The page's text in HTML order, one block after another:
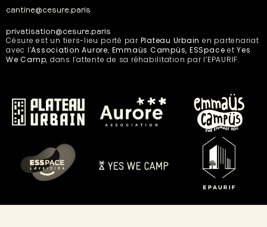
cantine@cesure.paris
privatisation@cesure.paris
Césure est un tiers-lieu porté par Plateau Urbain en partenariat
avec l’Association Aurore, Emmaüs Campüs, ESSpaceetYes
We Camp, dans l’attente de sa réhabilitation par l’EPAURIF.